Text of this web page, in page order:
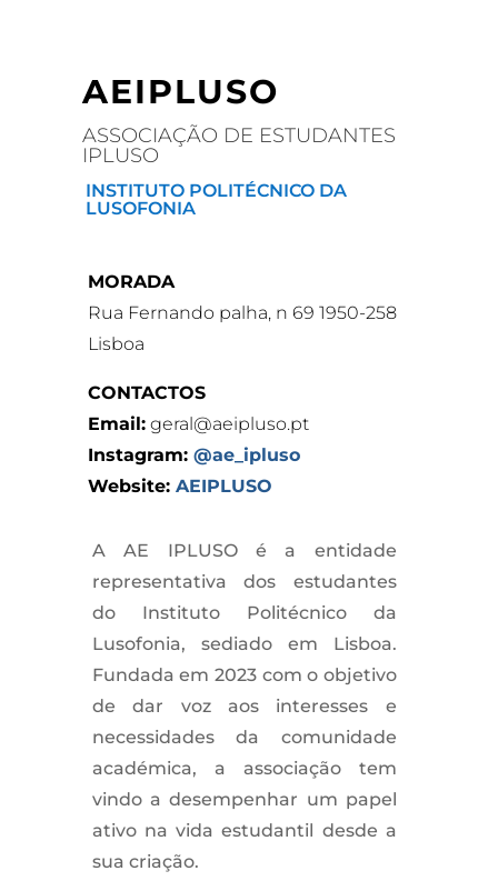
AEIPLUSO
ASSOCIAÇÃO DE ESTUDANTES
IPLUSO
INSTITUTO POLITÉCNICO DA
LUSOFONIA
MORADA
Rua Fernando palha, n 69 1950-258
Lisboa
CONTACTOS
Email: geral@aeipluso.pt
Instagram: @ae_ipluso
Website: AEIPLUSO
A AE IPLUSO é a entidade
representativa dos estudantes
do Instituto Politécnico da
Lusofonia, sediado em Lisboa.
Fundada em 2023 com o objetivo
de dar voz aos interesses e
necessidades da comunidade
académica, a associação tem
vindo a desempenhar um papel
ativo na vida estudantil desde a
sua criação.